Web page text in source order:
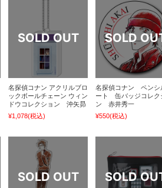
名探偵コナン アクリルブロ
ックボールチェーン ウィン
ドウコレクション 沖矢昴
¥1,078(税込)
名探偵コナン ペンシ
ート 缶バッジコレク
ン 赤井秀一
¥550(税込)